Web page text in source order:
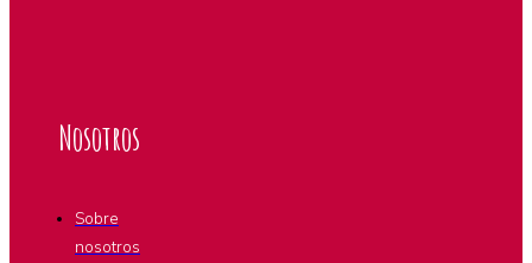
Nosotros
Sobre
nosotros